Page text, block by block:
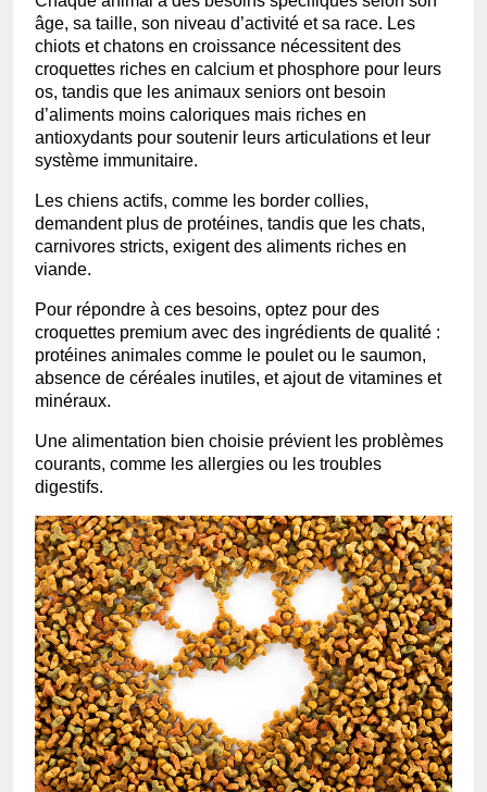
âge, sa taille, son niveau d’activité et sa race. Les
chiots et chatons en croissance nécessitent des
croquettes riches en calcium et phosphore pour leurs
os, tandis que les animaux seniors ont besoin
d’aliments moins caloriques mais riches en
antioxydants pour soutenir leurs articulations et leur
système immunitaire.
Les chiens actifs, comme les border collies,
demandent plus de protéines, tandis que les chats,
carnivores stricts, exigent des aliments riches en
viande.
Pour répondre à ces besoins, optez pour des
croquettes premium avec des ingrédients de qualité :
protéines animales comme le poulet ou le saumon,
absence de céréales inutiles, et ajout de vitamines et
minéraux.
Une alimentation bien choisie prévient les problèmes
courants, comme les allergies ou les troubles
digestifs.